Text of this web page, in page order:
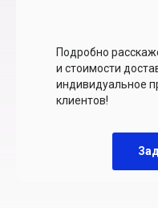
Подробно
и стоимости
индивидуальное
клиентов!